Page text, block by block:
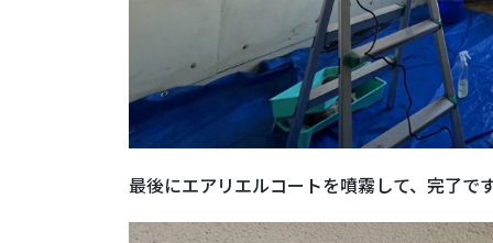
最後にエアリエルコートを噴霧して、完了で